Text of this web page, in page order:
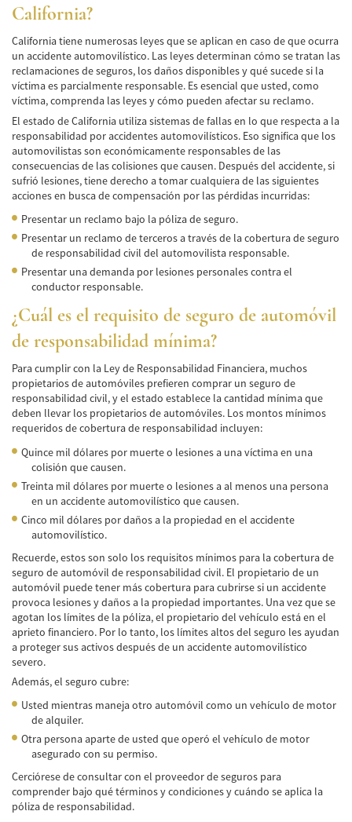
Choque Trasero
Colisiones Frontales
Compensación por Accidentes de Auto
Cobertura de Seguro de Automóvil
Condiciones Peligrosas de la Carretera
Conductor Distraído
Conductor Ebrio
Colisiones de Impacto Lateral
Estadísticas Generales de los Accidentes
Mortales
Falla en los Frenos
¿Qué se Debe Hacer Después de un
Accidente?
Hundimiento del techo del Automóvil
Negociando con los Agentes de Seguros
Tipos de Daños Disponibles
Tipos Habituales de Accidentes
Accidentes de Autobús
Autobús.
Estadísticas de Accidentes de Autobús
Estrategias para Ganar su Caso
Evidencia Requerida en Casos de Accidentes
de Autobús
California?
California tiene numerosas leyes que se aplican en caso de que ocurra
un accidente automovilístico. Las leyes determinan cómo se tratan las
reclamaciones de seguros, los daños disponibles y qué sucede si la
víctima es parcialmente responsable. Es esencial que usted, como
víctima, comprenda las leyes y cómo pueden afectar su reclamo.
El estado de California utiliza sistemas de fallas en lo que respecta a la
responsabilidad por accidentes automovilísticos. Eso significa que los
automovilistas son económicamente responsables de las
consecuencias de las colisiones que causen. Después del accidente, si
sufrió lesiones, tiene derecho a tomar cualquiera de las siguientes
acciones en busca de compensación por las pérdidas incurridas:
Presentar un reclamo bajo la póliza de seguro.
Presentar un reclamo de terceros a través de la cobertura de seguro
de responsabilidad civil del automovilista responsable.
Presentar una demanda por lesiones personales contra el
conductor responsable.
¿Cuál es el requisito de seguro de automóvil
de responsabilidad mínima?
Para cumplir con la Ley de Responsabilidad Financiera, muchos
propietarios de automóviles prefieren comprar un seguro de
responsabilidad civil, y el estado establece la cantidad mínima que
deben llevar los propietarios de automóviles. Los montos mínimos
requeridos de cobertura de responsabilidad incluyen:
Quince mil dólares por muerte o lesiones a una víctima en una
colisión que causen.
Treinta mil dólares por muerte o lesiones a al menos una persona
en un accidente automovilístico que causen.
Cinco mil dólares por daños a la propiedad en el accidente
automovilístico.
Recuerde, estos son solo los requisitos mínimos para la cobertura de
seguro de automóvil de responsabilidad civil. El propietario de un
automóvil puede tener más cobertura para cubrirse si un accidente
provoca lesiones y daños a la propiedad importantes. Una vez que se
agotan los límites de la póliza, el propietario del vehículo está en el
aprieto financiero. Por lo tanto, los límites altos del seguro les ayudan
a proteger sus activos después de un accidente automovilístico
severo.
Además, el seguro cubre:
Usted mientras maneja otro automóvil como un vehículo de motor
de alquiler.
Otra persona aparte de usted que operó el vehículo de motor
asegurado con su permiso.
Cerciórese de consultar con el proveedor de seguros para
comprender bajo qué términos y condiciones y cuándo se aplica la
póliza de responsabilidad.